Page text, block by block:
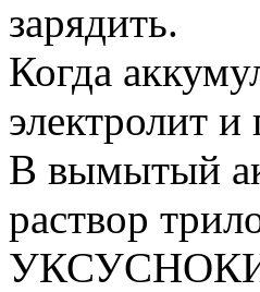
зарядить.
Когда
электролит
В вымытый
раствор